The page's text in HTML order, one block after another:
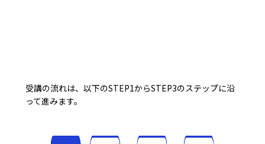
受講の流れは、以下のSTEP1からSTEP3のステップに沿
って進みます。